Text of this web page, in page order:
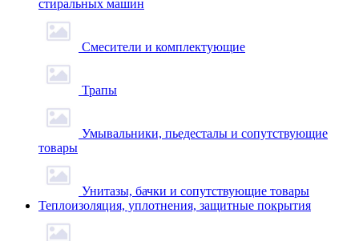
стиральных машин
Смесители и комплектующие
Трапы
Умывальники, пьедесталы и сопутствующие
товары
Унитазы, бачки и сопутствующие товары
Теплоизоляция, уплотнения, защитные покрытия